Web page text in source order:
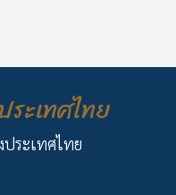
ะเทศไทย
ระเทศไทย